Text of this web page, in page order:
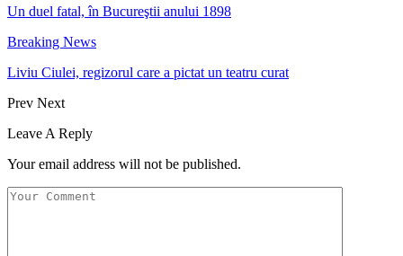
Un duel fatal, în Bucureştii anului 1898
Breaking News
Liviu Ciulei, regizorul care a pictat un teatru curat
Prev Next
Leave A Reply
Your email address will not be published.